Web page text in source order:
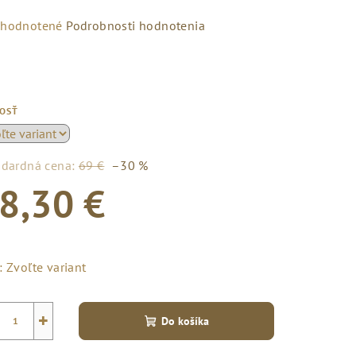
Podrobnosti hodnotenia
cena: 69 € –30 %
€
Zvoľte variant
+ Do košíka